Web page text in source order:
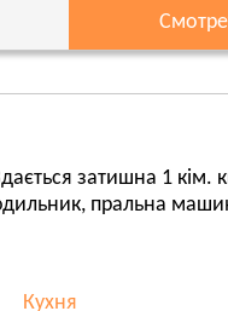
затишна 1 кім.
пральна
Кухня